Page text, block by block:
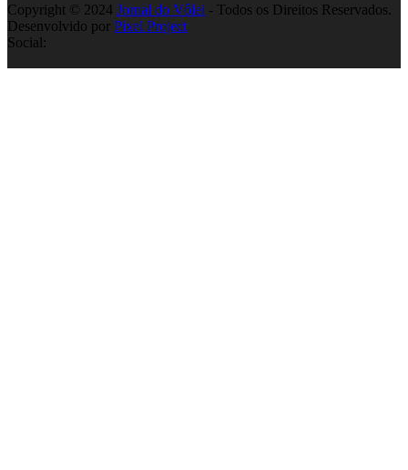
Copyright © 2024 Jornal do Vôlei - Todos os Direitos Reservados.
Desenvolvido por Pixel Project
Social: